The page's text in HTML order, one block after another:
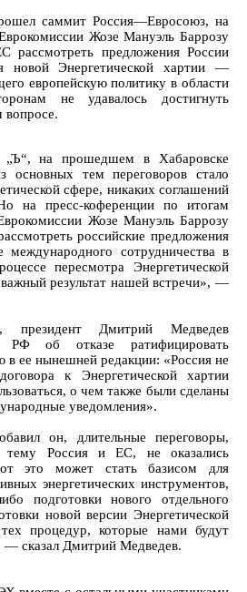
саммит Россия—Евросоюз, на
Жозе Мануэль Баррозу
рассмотреть предложения России
новой Энергетической хартии —
европейскую политику в области
не удавалось достигнуть
вопросе.
„Ъ“, на прошедшем в Хабаровске
основных тем переговоров стало
сфере, никаких соглашений
на пресс-коференции по итогам
Жозе Мануэль Баррозу
российские предложения
международного сотрудничества в
пересмотра Энергетической
результат нашей встречи», —
Дмитрий Медведев
РФ об отказе ратифицировать
в ее нынешней редакции: «Россия не
к Энергетической хартии
о чем также были сделаны
уведомления».
он, длительные переговоры,
тему Россия и ЕС, не оказались
это может стать базисом для
энергетических инструментов,
подготовки нового отдельного
новой версии Энергетической
процедур, которые нами будут
— сказал Дмитрий Медведев.